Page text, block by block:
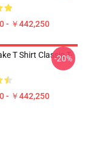
- ￥442,250
T Shirt Classic T-
- ￥442,250
-20%